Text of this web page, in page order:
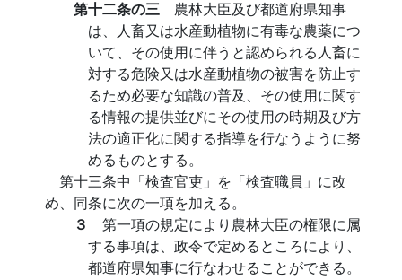
第十二条の三 農林大臣及び都道府県知事
は、人畜又は水産動植物に有毒な農薬につ
いて、その使用に伴うと認められる人畜に
対する危険又は水産動植物の被害を防止す
るため必要な知識の普及、その使用に関す
る情報の提供並びにその使用の時期及び方
法の適正化に関する指導を行なうように努
めるものとする。
第十三条中「検査官吏」を「検査職員」に改
め、同条に次の一項を加える。
３ 第一項の規定により農林大臣の権限に属
する事項は、政令で定めるところにより、
都道府県知事に行なわせることができる。